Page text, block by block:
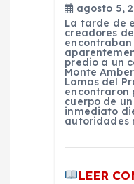
agosto 5,
La tarde de
creadores
predio a un
Monte
Lomas del
encontraron
cuerpo de
inmediato
autoridades
LEER